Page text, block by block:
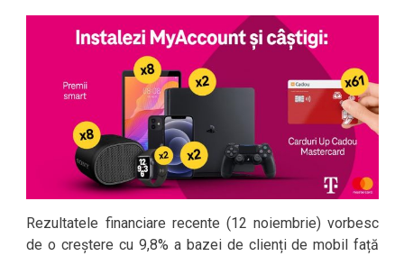
Rezultatele financiare recente (12 noiembrie) vorbesc
de o creștere cu 9,8% a bazei de clienți de mobil față